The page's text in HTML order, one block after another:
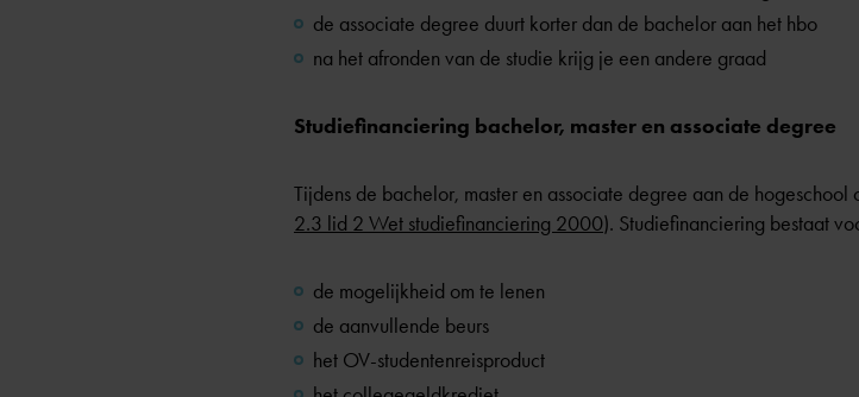
de associate degree duurt korter dan de bachelor aan het hbo
na het afronden van de studie krijg je een andere graad
Studiefinanciering bachelor, master en associate degree
Tijdens de bachelor, master en associate degree aan de hogeschool
2.3 lid 2 Wet studiefinanciering 2000). Studiefinanciering bestaat
de mogelijkheid om te lenen
de aanvullende beurs
het OV-studentenreisproduct